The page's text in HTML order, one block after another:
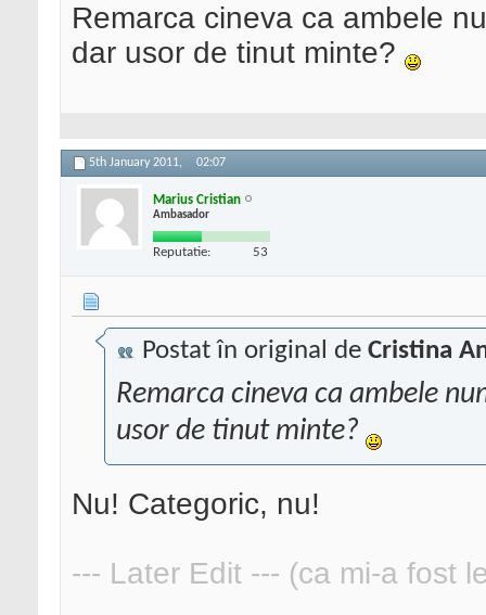
Remarca cineva ca ambele
dar usor de tinut minte?
5th January 2011, 02:07
Marius Cristian
Ambasador
Reputatie: 53
Postat în original de Cristina
Remarca cineva ca ambele
usor de tinut minte?
Nu! Categoric, nu!
--- Later Edit --- (ca mi-a fost